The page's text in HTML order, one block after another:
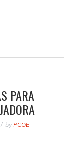
PARA
by PCOE